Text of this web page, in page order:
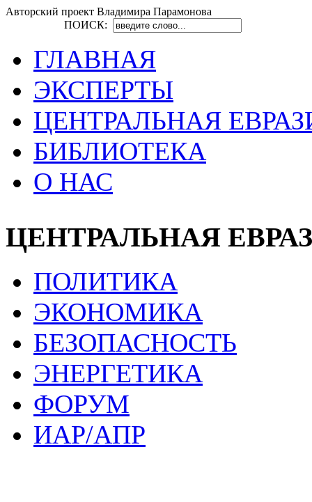
Авторский проект Владимира Парамонова
ПОИСК:
ГЛАВНАЯ
ЭКСПЕРТЫ
ЦЕНТРАЛЬНАЯ
БИБЛИОТЕКА
О НАС
ЦЕНТРАЛЬНАЯ
ПОЛИТИКА
ЭКОНОМИКА
БЕЗОПАСНОСТЬ
ЭНЕРГЕТИКА
ФОРУМ
ИАР/АПР